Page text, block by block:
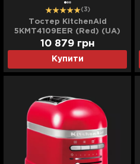
(3)
Тостер KitchenAid
5KMT4109EER (Red) (UA)
Купити
10 879 грн